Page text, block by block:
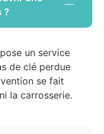
?
un service
de clé perdue
se fait
la carrosserie.